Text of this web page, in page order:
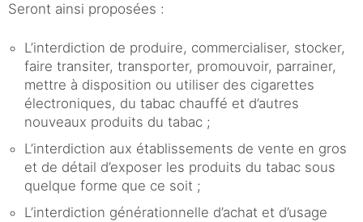
Seront ainsi proposées :
L’interdiction de produire, commercialiser, stocker,
faire transiter, transporter, promouvoir, parrainer,
mettre à disposition ou utiliser des cigarettes
électroniques, du tabac chauffé et d’autres
nouveaux produits du tabac ;
L’interdiction aux établissements de vente en gros
et de détail d’exposer les produits du tabac sous
quelque forme que ce soit ;
L’interdiction générationnelle d’achat et d’usage